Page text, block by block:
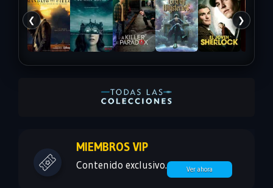
❮ ❯
MIEMBROS VIP
Contenido exclusivo. Ver ahora